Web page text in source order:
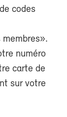
codes
numéro
carte de
sur votre